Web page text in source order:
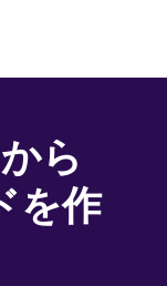
ら
を作